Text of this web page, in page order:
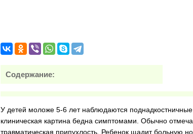
Содержание:
У детей моложе 5-6 лет наблюдаются
клиническая картина бедна симптомами. Обычно
травматическая припухлость. Ребенок щадит больную